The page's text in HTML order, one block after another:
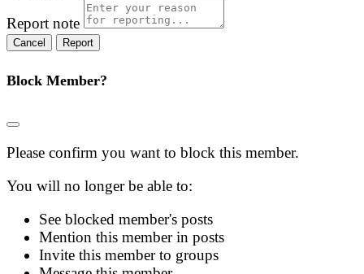
Report note
Report
Block Member?
Please confirm you want to block this member.
You will no longer be able to:
See blocked member's posts
Mention this member in posts
Invite this member to groups